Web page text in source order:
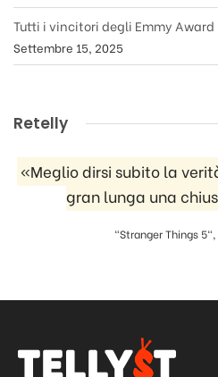
Tutti i vincitori degli Emmy Award
Settembre 15, 2025
Retelly
«Meglio dirsi subito la
gran lunga una
"Stranger Things